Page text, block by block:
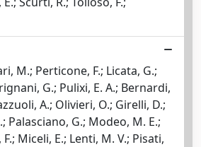
M.; Perticone, F.; Licata, G.;
G.; Pulixi, E. A.; Bernardi,
A.; Olivieri, O.; Girelli, D.;
Palasciano, G.; Modeo, M. E.;
Miceli, E.; Lenti, M. V.; Pisati,